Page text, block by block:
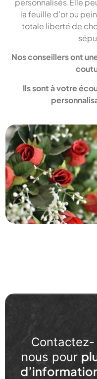
personnalisés.Elle
la feuille d’or ou
totale liberté de
Nos conseillers ont
Ils sont à votre
Contactez-
nous pour